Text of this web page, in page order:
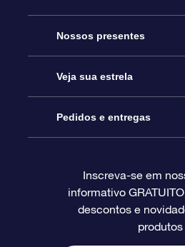
Serviço
Entre em contato conosco
Blog
Avaliações
Nossos presentes
Presente estrelar on-line
Pacote de presente da OSR
O cartão de presente da
Presentes corporativos
Veja sua estrela
Star Register
Página estelar personalizada
Um Milhão de Estrelas
Pedidos e entregas
Informações de pagamento
Inscreva-se em
informativo
descontos e
produtos